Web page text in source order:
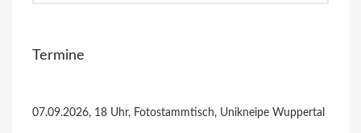
Termine
07.09.2026, 18 Uhr, Fotostammtisch, Unikneipe Wuppertal